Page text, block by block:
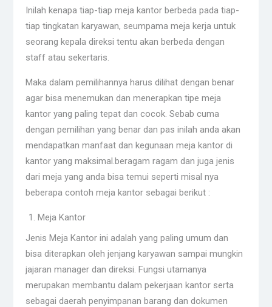
Inilah kenapa tiap-tiap meja kantor berbeda pada tiap-
tiap tingkatan karyawan, seumpama meja kerja untuk
seorang kepala direksi tentu akan berbeda dengan
staff atau sekertaris.
Maka dalam pemilihannya harus dilihat dengan benar
agar bisa menemukan dan menerapkan tipe meja
kantor yang paling tepat dan cocok. Sebab cuma
dengan pemilihan yang benar dan pas inilah anda akan
mendapatkan manfaat dan kegunaan meja kantor di
kantor yang maksimal.beragam ragam dan juga jenis
dari meja yang anda bisa temui seperti misal nya
beberapa contoh meja kantor sebagai berikut :
Meja Kantor
Jenis Meja Kantor ini adalah yang paling umum dan
bisa diterapkan oleh jenjang karyawan sampai mungkin
jajaran manager dan direksi. Fungsi utamanya
merupakan membantu dalam pekerjaan kantor serta
sebagai daerah penyimpanan barang dan dokumen